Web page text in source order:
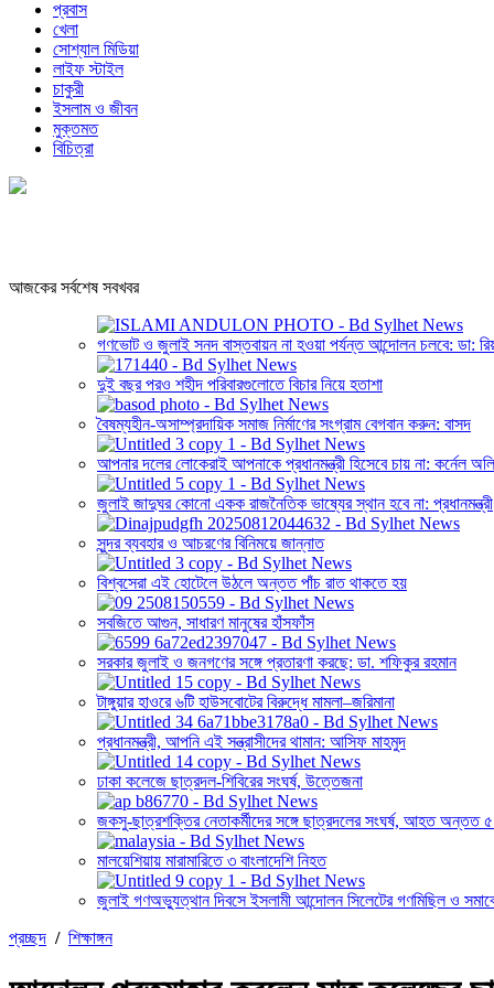
প্রবাস
খেলা
সোশ্যাল মিডিয়া
লাইফ স্টাইল
চাকুরী
ইসলাম ও জীবন
মুক্তমত
বিচিত্রা
আজকের সর্বশেষ সবখবর
গণভোট ও জুলাই সনদ বাস্তবায়ন না হওয়া পর্যন্ত আন্দোলন চলবে: ডা:
দুই বছর পরও শহীদ পরিবারগুলোতে বিচার নিয়ে হতাশা
বৈষম্যহীন-অসাম্প্রদায়িক সমাজ নির্মাণের সংগ্রাম বেগবান করুন: বাসদ
আপনার দলের লোকেরাই আপনাকে প্রধানমন্ত্রী হিসেবে চায় না: কর্নেল অলি
জুলাই জাদুঘর কোনো একক রাজনৈতিক ভাষ্যের স্থান হবে না: প্রধানমন্ত্রী
সুন্দর ব্যবহার ও আচরণের বিনিময়ে জান্নাত
বিশ্বসেরা এই হোটেলে উঠলে অন্তত পাঁচ রাত থাকতে হয়
সবজিতে আগুন, সাধারণ মানুষের হাঁসফাঁস
সরকার জুলাই ও জনগণের সঙ্গে প্রতারণা করছে: ডা. শফিকুর রহমান
টাঙ্গুয়ার হাওরে ৬টি হাউসবোটের বিরুদ্ধে মামলা–জরিমানা
প্রধানমন্ত্রী, আপনি এই সন্ত্রাসীদের থামান: আসিফ মাহমুদ
ঢাকা কলেজে ছাত্রদল-শিবিরের সংঘর্ষ, উত্তেজনা
জকসু-ছাত্রশক্তির নেতাকর্মীদের সঙ্গে ছাত্রদলের সংঘর্ষ, আহত অন্তত
মালয়েশিয়ায় মারামারিতে ৩ বাংলাদেশি নিহত
জুলাই গণঅভ্যুত্থান দিবসে ইসলামী আন্দোলন সিলেটের গণমিছিল ও
প্রচ্ছদ / শিক্ষাঙ্গন